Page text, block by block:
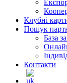
Клубні
Пошук
База
Контакти